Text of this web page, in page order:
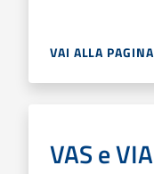
VAI ALLA PAGINA
VAS e VIA